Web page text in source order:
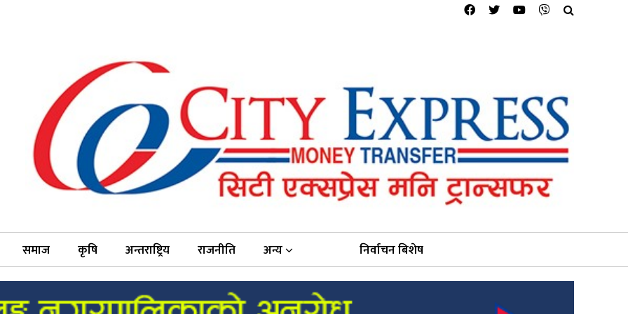
समाज कृषि अन्तराष्ट्रिय राजनीति अन्य निर्वाचन बिशेष